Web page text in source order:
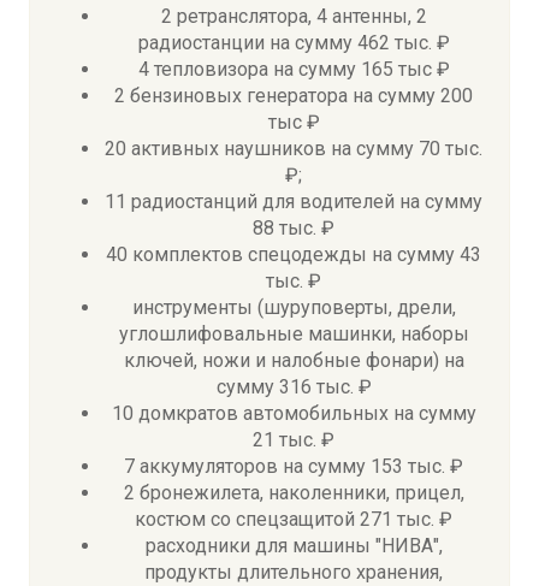
2 ретранслятора, 4 антенны, 2
радиостанции на сумму 462 тыс. ₽
4 тепловизора на сумму 165 тыс ₽
2 бензиновых генератора на сумму 200
тыс ₽
20 активных наушников на сумму 70 тыс.
₽;
11 радиостанций для водителей на сумму
88 тыс. ₽
40 комплектов спецодежды на сумму 43
тыс. ₽
инструменты (шуруповерты, дрели,
углошлифовальные машинки, наборы
ключей, ножи и налобные фонари) на
сумму 316 тыс. ₽
10 домкратов автомобильных на сумму
21 тыс. ₽
7 аккумуляторов на сумму 153 тыс. ₽
2 бронежилета, наколенники, прицел,
костюм со спецзащитой 271 тыс. ₽
расходники для машины "НИВА",
продукты длительного хранения,